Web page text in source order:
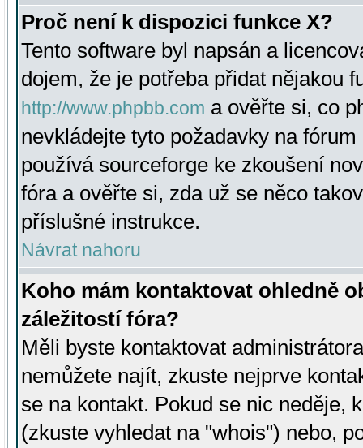
Proč není k dispozici funkce X?
Tento software byl napsán a
dojem, že je potřeba přidat nějakou
http://www.phpbb.com a ověřte si, co
nevkládejte tyto požadavky na
používá sourceforge ke zkoušení
fóra a ověřte si, zda už se něco
příslušné instrukce.
Návrat nahoru
Koho mám kontaktovat ohledně
záležitostí fóra?
Měli byste kontaktovat
nemůžete najít, zkuste nejprve
se na kontakt. Pokud se nic neděje,
(zkuste vyhledat na "whois") nebo,